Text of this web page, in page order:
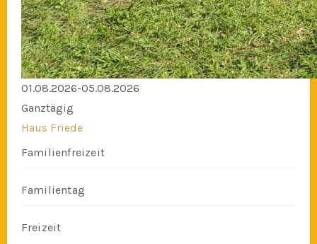
01.08.2026-05.08.2026
Ganztägig
Haus Friede
Familienfreizeit
Familientag
Freizeit